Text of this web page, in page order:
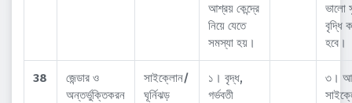
আশ্রয় কেন্দ্রে
নিয়ে যেতে
সমস্যা হয়।
ভালো
বৃদ্ধি
হবে।
38
জেন্ডার ও
অন্তর্ভুক্তিকরন
সাইক্লোন/
ঘূর্নিঝড়
১। বৃদ্ধ,
গর্ভবতী
৩।